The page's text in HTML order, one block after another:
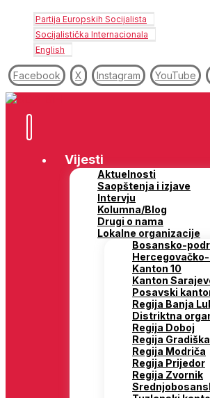
Partija Europskih Socijalista
Socijalistička Internacionala
English
Facebook X Instagram YouTube
Vijesti
Aktuelnosti
Saopštenja i izjave
Intervju
Kolumna/Blog
Drugi o nama
Lokalne organizacije
Bosansko-
Kanton 10
Kanton
Posavski
Regija Banja
Distriktna
Regija Doboj
Regija Gradiška
Regija Modriča
Regija Prijedor
Regija Zvornik